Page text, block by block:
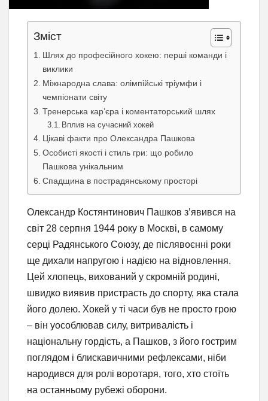
Зміст
Шлях до професійного хокею: перші команди і
виклики
Міжнародна слава: олімпійські тріумфи і
чемпіонати світу
Тренерська кар’єра і коментаторський шлях
Вплив на сучасний хокей
Цікаві факти про Олександра Пашкова
Особисті якості і стиль гри: що робило
Пашкова унікальним
Спадщина в пострадянському просторі
Олександр Костянтинович Пашков з’явився на
світ 28 серпня 1944 року в Москві, в самому
серці Радянського Союзу, де післявоєнні роки
ще дихали напругою і надією на відновлення.
Цей хлопець, вихований у скромній родині,
швидко виявив пристрасть до спорту, яка стала
його долею. Хокей у ті часи був не просто грою
– він уособлював силу, витривалість і
національну гордість, а Пашков, з його гострим
поглядом і блискавичними рефлексами, ніби
народився для ролі воротаря, того, хто стоїть
на останньому рубежі оборони.